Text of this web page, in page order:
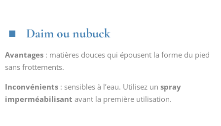
Daim ou nubuck
Avantages : matières douces qui épousent la forme du pied
sans frottements.
Inconvénients : sensibles à l’eau. Utilisez un spray
imperméabilisant avant la première utilisation.